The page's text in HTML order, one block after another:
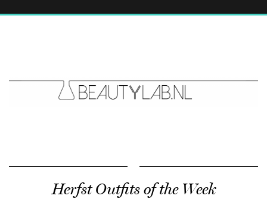
Herfst Outfits of the Week